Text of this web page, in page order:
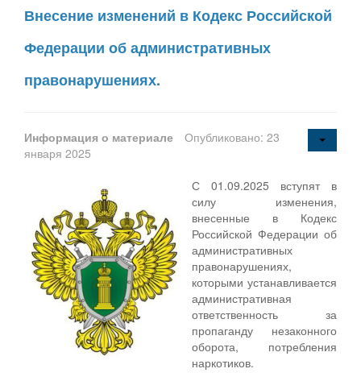
Внесение изменений в Кодекс Российской
Федерации об административных
правонарушениях.
Информация о материале
Опубликовано: 23
января 2025
С 01.09.2025 вступят в
силу изменения,
внесенные в Кодекс
Российской Федерации об
административных
правонарушениях,
которыми устанавливается
административная
ответственность за
пропаганду незаконного
оборота, потребления
наркотиков.